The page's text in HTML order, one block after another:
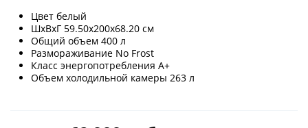
Цвет белый
ШхВхГ 59.50х200х68.20 см
Общий объем 400 л
Размораживание No Frost
Класс энергопотребления A+
Объем холодильной камеры 263 л